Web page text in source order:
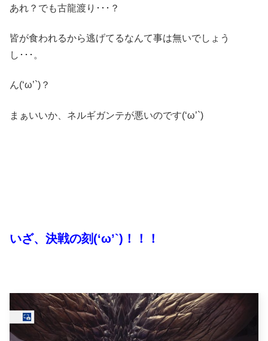
あれ？でも古龍渡り･･･？
皆が食われるから逃げてるなんて事は無いでしょう
し･･･。
ん(‘ω’`)？
まぁいいか、ネルギガンテが悪いのです(‘ω’`)
いざ、決戦の刻(‘ω’`)！！！